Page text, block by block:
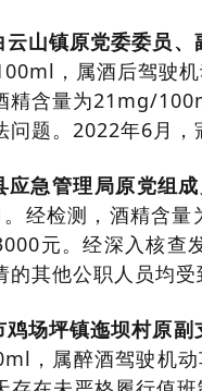
山镇原党委委员、
，属酒后驾驶
精含量为21mg/
问题。2022年6月，
急管理局原党组
经检测，酒精含
元。经深入核查
其他公职人员均受
场坪镇迤坝村原副
，属醉酒驾驶机